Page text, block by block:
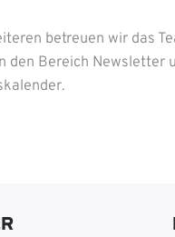
betreuen wir das
den Bereich Newsletter